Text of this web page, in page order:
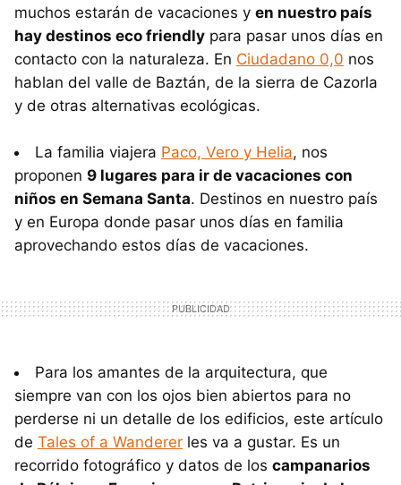
muchos estarán de vacaciones y en nuestro país
hay destinos eco friendly para pasar unos días en
contacto con la naturaleza. En Ciudadano 0,0 nos
hablan del valle de Baztán, de la sierra de Cazorla
y de otras alternativas ecológicas.
La familia viajera Paco, Vero y Helia, nos
proponen 9 lugares para ir de vacaciones con
niños en Semana Santa. Destinos en nuestro país
y en Europa donde pasar unos días en familia
aprovechando estos días de vacaciones.
Para los amantes de la arquitectura, que
siempre van con los ojos bien abiertos para no
perderse ni un detalle de los edificios, este artículo
de Tales of a Wanderer les va a gustar. Es un
recorrido fotográfico y datos de los campanarios